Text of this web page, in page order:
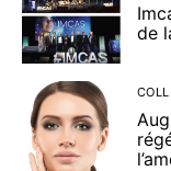
de